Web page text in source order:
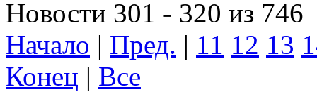
Новости 301 - 320 из 746
Начало | Пред. | 11 12 13
Конец | Все